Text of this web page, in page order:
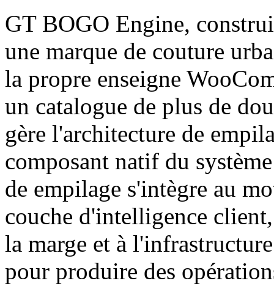
GT BOGO Engine,
une marque de couture
la propre enseigne
un catalogue de plus de
gère l'architecture de
composant natif du
de empilage s'intègre au
couche d'intelligence
la marge et à
pour produire des